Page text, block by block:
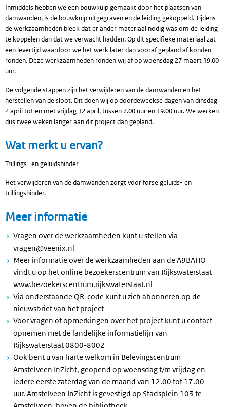
Inmiddels hebben we een bouwkuip gemaakt door het plaatsen van
damwanden, is de bouwkuip uitgegraven en de leiding gekoppeld. Tijdens
de werkzaamheden bleek dat er ander materiaal nodig was om de leiding
te koppelen dan dat we verwacht hadden. Op dit specifieke materiaal zat
een levertijd waardoor we het werk later dan vooraf gepland af konden
ronden. Deze werkzaamheden ronden wij af op woensdag 27 maart 19.00
uur.
De volgende stappen zijn het verwijderen van de damwanden en het
herstellen van de sloot. Dit doen wij op doordeweekse dagen van dinsdag
2 april tot en met vrijdag 12 april, tussen 7.00 uur en 19.00 uur. We werken
dus twee weken langer aan dit project dan gepland.
Wat merkt u ervan?
Trillings- en geluidshinder
Het verwijderen van de damwanden zorgt voor forse geluids- en
trillingshinder.
Meer informatie
Vragen over de werkzaamheden kunt u stellen via
vragen@veenix.nl
Meer informatie over de werkzaamheden aan de A9BAHO
vindt u op het online bezoekerscentrum van Rijkswaterstaat
www.bezoekerscentrum.rijkswaterstaat.nl
Via onderstaande QR-code kunt u zich abonneren op de
nieuwsbrief van het project
Voor vragen of opmerkingen over het project kunt u contact
opnemen met de landelijke informatielijn van
Rijkswaterstaat 0800-8002
Ook bent u van harte welkom in Belevingscentrum
Amstelveen InZicht, geopend op woensdag t/m vrijdag en
iedere eerste zaterdag van de maand van 12.00 tot 17.00
uur. Amstelveen InZicht is gevestigd op Stadsplein 103 te